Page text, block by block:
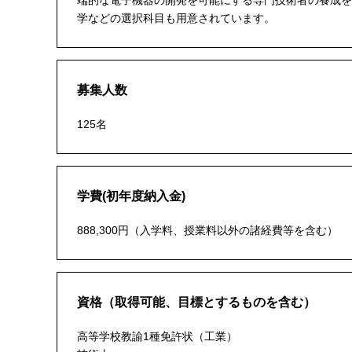
学などの選択科目も用意されています。
募集人数
125名
学費(初年度納入金)
888,300円（入学料、授業料以外の諸経費等を含む）
資格（取得可能、目標とするものを含む）
高等学校教諭1種免許状（工業）